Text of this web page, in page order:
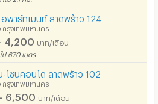
อพาร์ทเมนท์ ลาดพร้าว 124
กรุงเทพมหานคร
4,200 บาท/เดือน
ป 670 เมตร
-โซนคอนโด ลาดพร้าว 102
กรุงเทพมหานคร
6,500 บาท/เดือน